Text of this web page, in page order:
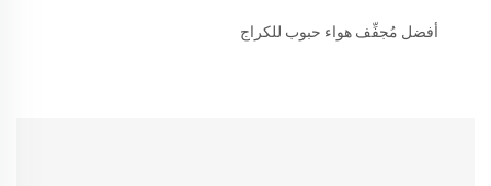
أفضل مُجفِّف هواء حبوب للكراج